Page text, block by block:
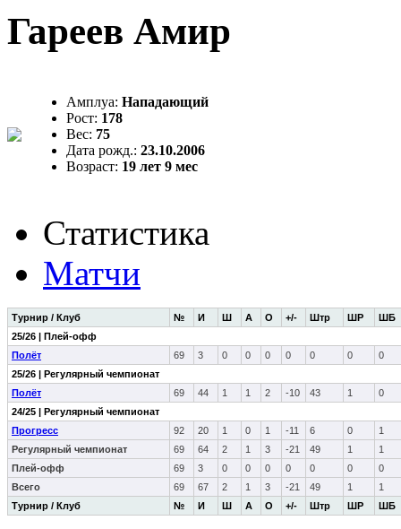
Гареев Амир
Амплуа: Нападающий
Рост: 178
Вес: 75
Дата рожд.: 23.10.2006
Возраст: 19 лет 9 мес
Статистика
Матчи
Турнир / Клуб № И Ш А О +/- Штр ШР ШБ
Турнир / Клуб № И Ш А О +/- Штр ШР ШБ
25/26 | Плей-офф
Полёт
69 3 0 0 0 0 0 0
0
25/26 | Регулярный чемпионат
Полёт
69 44 1 1 2 -10 43 1
0
24/25 | Регулярный чемпионат
Прогресс
92 20 1 0 1 -11 6 0
1
Регулярный чемпионат
69 64 2 1 3 -21 49 1
1
Плей-офф
69 3 0 0 0 0 0 0
0
Всего
69 67 2 1 3 -21 49 1 1